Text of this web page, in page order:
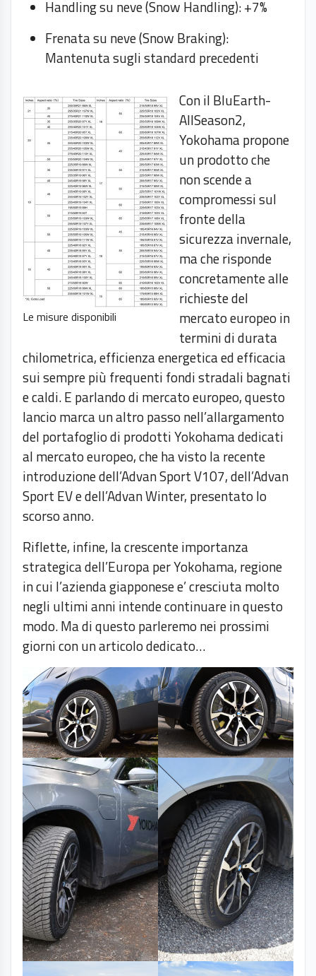
Handling su neve (Snow Handling): +7%
Frenata su neve (Snow Braking):
Mantenuta sugli standard precedenti
Le misure disponibili
Con il BluEarth-
AllSeason2,
Yokohama propone
un prodotto che
non scende a
compromessi sul
fronte della
sicurezza invernale,
ma che risponde
concretamente alle
richieste del
mercato europeo in
termini di durata
chilometrica, efficienza energetica ed efficacia
sui sempre più frequenti fondi stradali bagnati
e caldi. E parlando di mercato europeo, questo
lancio marca un altro passo nell’allargamento
del portafoglio di prodotti Yokohama dedicati
al mercato europeo, che ha visto la recente
introduzione dell’Advan Sport V107, dell’Advan
Sport EV e dell’Advan Winter, presentato lo
scorso anno.
Riflette, infine, la crescente importanza
strategica dell’Europa per Yokohama, regione
in cui l’azienda giapponese e’ cresciuta molto
negli ultimi anni intende continuare in questo
modo. Ma di questo parleremo nei prossimi
giorni con un articolo dedicato…